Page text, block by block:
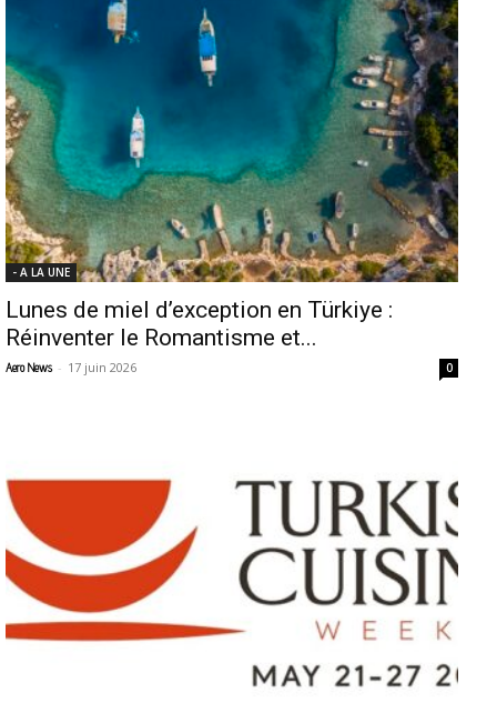
- A LA UNE
Lunes de miel d’exception en Türkiye :
Réinventer le Romantisme et...
Aero News - 17 juin 2026 0